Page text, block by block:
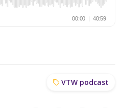
VTW podcast